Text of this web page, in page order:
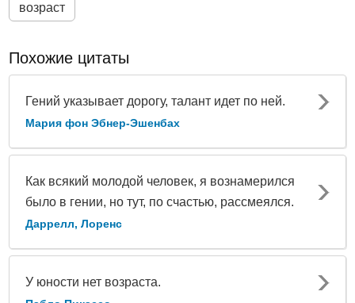
возраст
Похожие цитаты
Гений указывает дорогу, талант идет по ней.
Мария фон Эбнер-Эшенбах
Как всякий молодой человек, я вознамерился
было в гении, но тут, по счастью, рассмеялся.
Даррелл, Лоренс
У юности нет возраста.